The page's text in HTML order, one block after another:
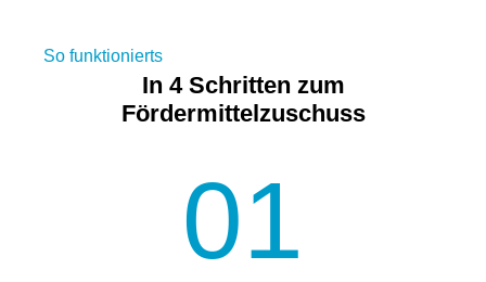
So funktionierts
In 4 Schritten zum
Fördermittelzuschuss
01